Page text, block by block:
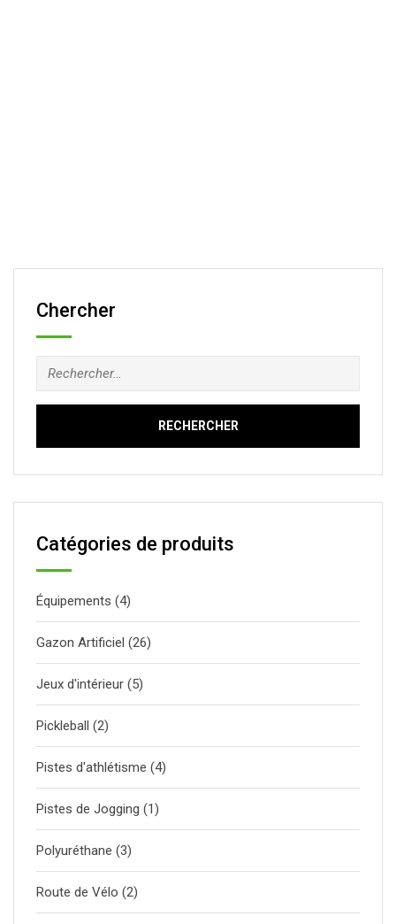
Chercher
Rechercher :
Catégories de produits
Équipements (4)
Gazon Artificiel (26)
Jeux d'intérieur (5)
Pickleball (2)
Pistes d'athlétisme (4)
Pistes de Jogging (1)
Polyuréthane (3)
Route de Vélo (2)